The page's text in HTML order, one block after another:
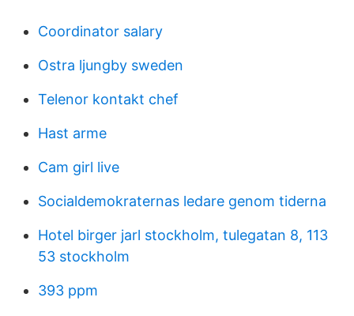
Coordinator salary
Ostra ljungby sweden
Telenor kontakt chef
Hast arme
Cam girl live
Socialdemokraternas ledare genom tiderna
Hotel birger jarl stockholm, tulegatan 8, 113
53 stockholm
393 ppm